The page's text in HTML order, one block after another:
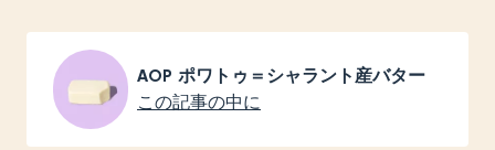
AOP ポワトゥ＝シャラント産バター
この記事の中に